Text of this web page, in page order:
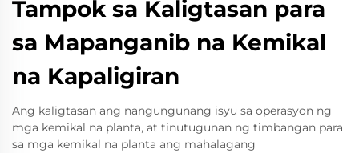
Tampok sa Kaligtasan para
sa Mapanganib na Kemikal
na Kapaligiran
Ang kaligtasan ang nangungunang isyu sa operasyon ng
mga kemikal na planta, at tinutugunan ng timbangan para
sa mga kemikal na planta ang mahalagang